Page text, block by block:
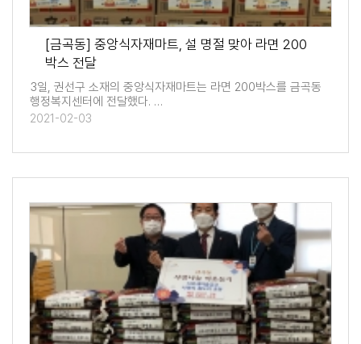
[금곡동] 중앙식자재마트, 설 명절 맞아 라면 200
박스 전달
3일, 권선구 소재의 중앙식자재마트는 라면 200박스를 금곡동
행정복지센터에 전달했다. …
2021-02-03